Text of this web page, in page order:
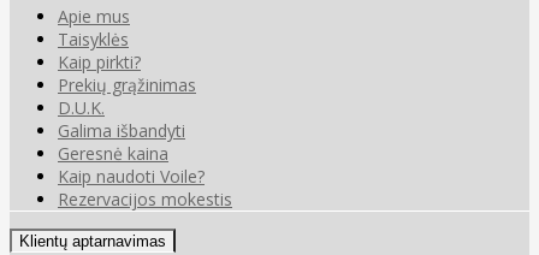
Apie mus
Taisyklės
Kaip pirkti?
Prekių grąžinimas
D.U.K.
Galima išbandyti
Geresnė kaina
Kaip naudoti Voile?
Rezervacijos mokestis
Klientų aptarnavimas